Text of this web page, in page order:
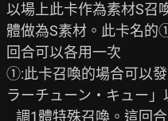
以場上此卡作為素材S召
體做為S素材。此卡名
回合可以各用一次
①:此卡召喚的場合可以發
ラーチューン・キュー」